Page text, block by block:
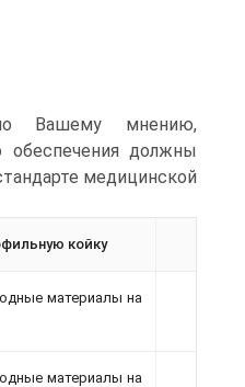
Вашему мнению,
обеспечения должны
медицинской
койку
материалы на
материалы на